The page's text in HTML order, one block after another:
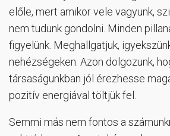
előle, mert amikor vele vagyunk,
nem tudunk gondolni. Minden
figyelünk. Meghallgatjuk,
nehézségeken. Azon dolgozunk,
társaságunkban jól érezhesse
pozitív energiával töltjük fel.
Semmi más nem fontos a